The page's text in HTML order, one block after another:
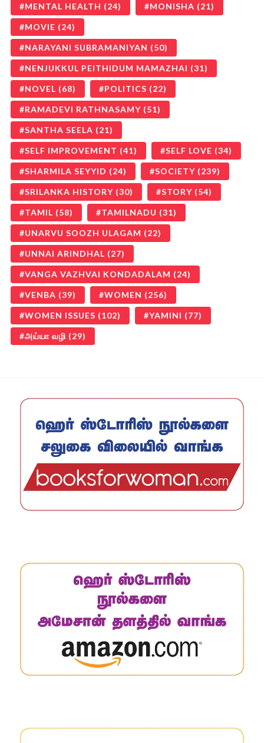
MENTAL HEALTH (24) MONISHA (21)
MOVIE (24)
NARAYANI SUBRAMANIYAN (50)
NENJUKKUL PEITHIDUM MAMAZHAI (31)
NOVEL (68) POLITICS (22)
RAMADEVI RATHNASAMY (51)
SANTHA SEELA (21)
SELF IMPROVEMENT (41) SELF LOVE (34)
SHARMILA SEYYID (24) SOCIETY (239)
SRILANKA HISTORY (30) STORY (54)
TAMIL (58) TAMILNADU (31)
UNARVU SOOZH ULAGAM (22)
UNNAI ARINDHAL (27)
VANGA VAZHVAI KONDADALAM (24)
VENBA (39) WOMEN (256)
WOMEN ISSUES (102) YAMINI (77)
அய்யா வழி (29)